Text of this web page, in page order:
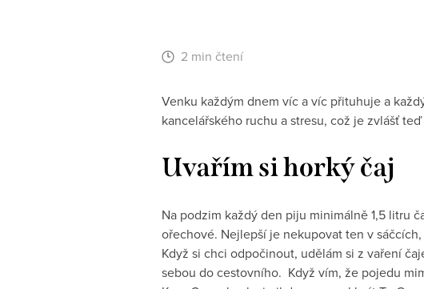
2 min čtení
Venku každým dnem víc a víc přituhuje a
kancelářského ruchu a stresu, což je zvlášť
Uvařím si horký čaj
Na podzim každý den piju minimálně 1,5 litru
ořechové. Nejlepší je nekupovat ten v
Když si chci odpočinout, udělám si z vaření
sebou do cestovního. Když vím, že pojedu